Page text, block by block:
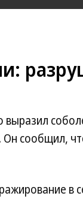
выразил
Он сообщил,
в